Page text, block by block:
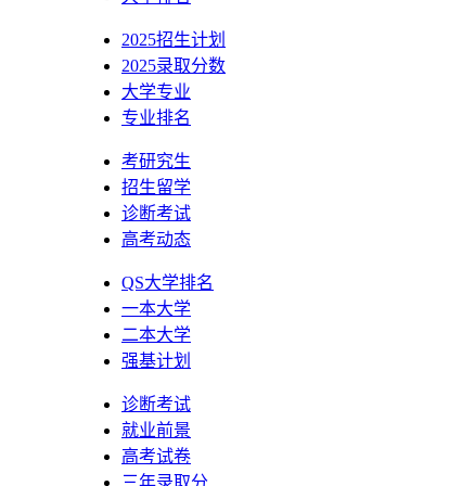
2025招生计划
2025录取分数
大学专业
专业排名
考研究生
招生留学
诊断考试
高考动态
QS大学排名
一本大学
二本大学
强基计划
诊断考试
就业前景
高考试卷